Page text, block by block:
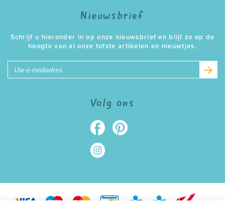
Nieuwsbrief
Schrijf u hieronder in op onze nieuwsbrief en blijf zo op de
hoogte van al onze tofste artikelen en nieuwtjes.
Volg ons